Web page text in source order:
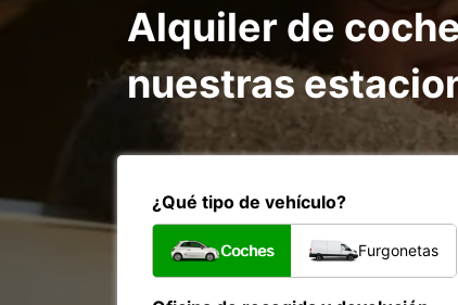
Alquiler de
nuestras
¿Qué tipo de vehículo?
Coches Furgonetas